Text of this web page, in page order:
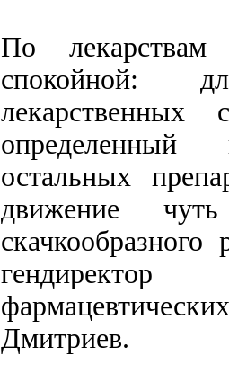
По лекарствам
спокойной:
определенный
остальных
движение
Дмитриев.